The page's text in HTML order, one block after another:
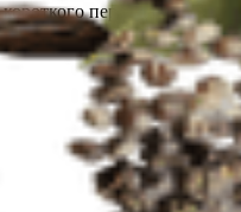
короткого периода